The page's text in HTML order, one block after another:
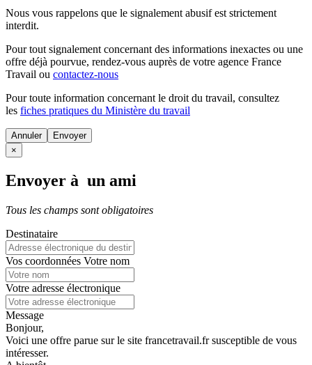
Nous vous rappelons que le signalement abusif est strictement
interdit.
Pour tout signalement concernant des informations inexactes ou une
offre déjà pourvue, rendez-vous auprès de votre agence France
Travail ou contactez-nous
Pour toute information concernant le droit du travail, consultez
les fiches pratiques du Ministère du travail
Annuler
×
Envoyer à un ami
Tous les champs sont obligatoires
Destinataire
Vos coordonnées Votre nom
Votre adresse électronique
Message
Bonjour,
Voici une offre parue sur le site francetravail.fr susceptible de vous
intéresser.